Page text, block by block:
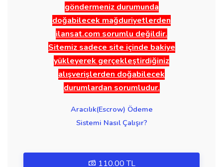
göndermeniz durumunda
doğabilecek mağduriyetlerden
ilansat.com sorumlu değildir.
Sitemiz sadece site içinde bakiye
yükleyerek gerçekleştirdiğiniz
alışverişlerden doğabilecek
durumlardan sorumludur.
Aracılık(Escrow) Ödeme
Sistemi Nasıl Çalışır?
110.00 TL